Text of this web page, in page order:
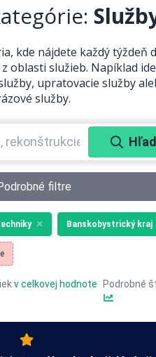
kde nájdete každý týždeň
oblasti služieb. Napíklad
upratovacie služby
služby.
filtre
Banskobystrický kraj
v celkovej hodnote
Podrobné